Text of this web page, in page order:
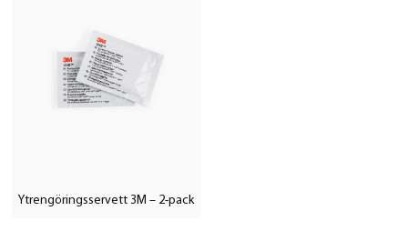
Ytrengöringsservett 3M – 2-pack